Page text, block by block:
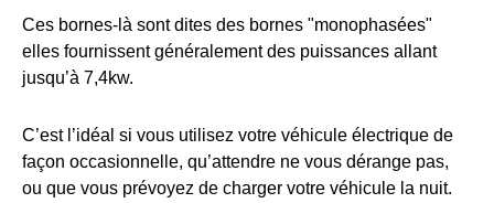
Ces bornes-là sont dites des bornes "monophasées"
elles fournissent généralement des puissances allant
jusqu’à 7,4kw.
C’est l’idéal si vous utilisez votre véhicule électrique de
façon occasionnelle, qu’attendre ne vous dérange pas,
ou que vous prévoyez de charger votre véhicule la nuit.